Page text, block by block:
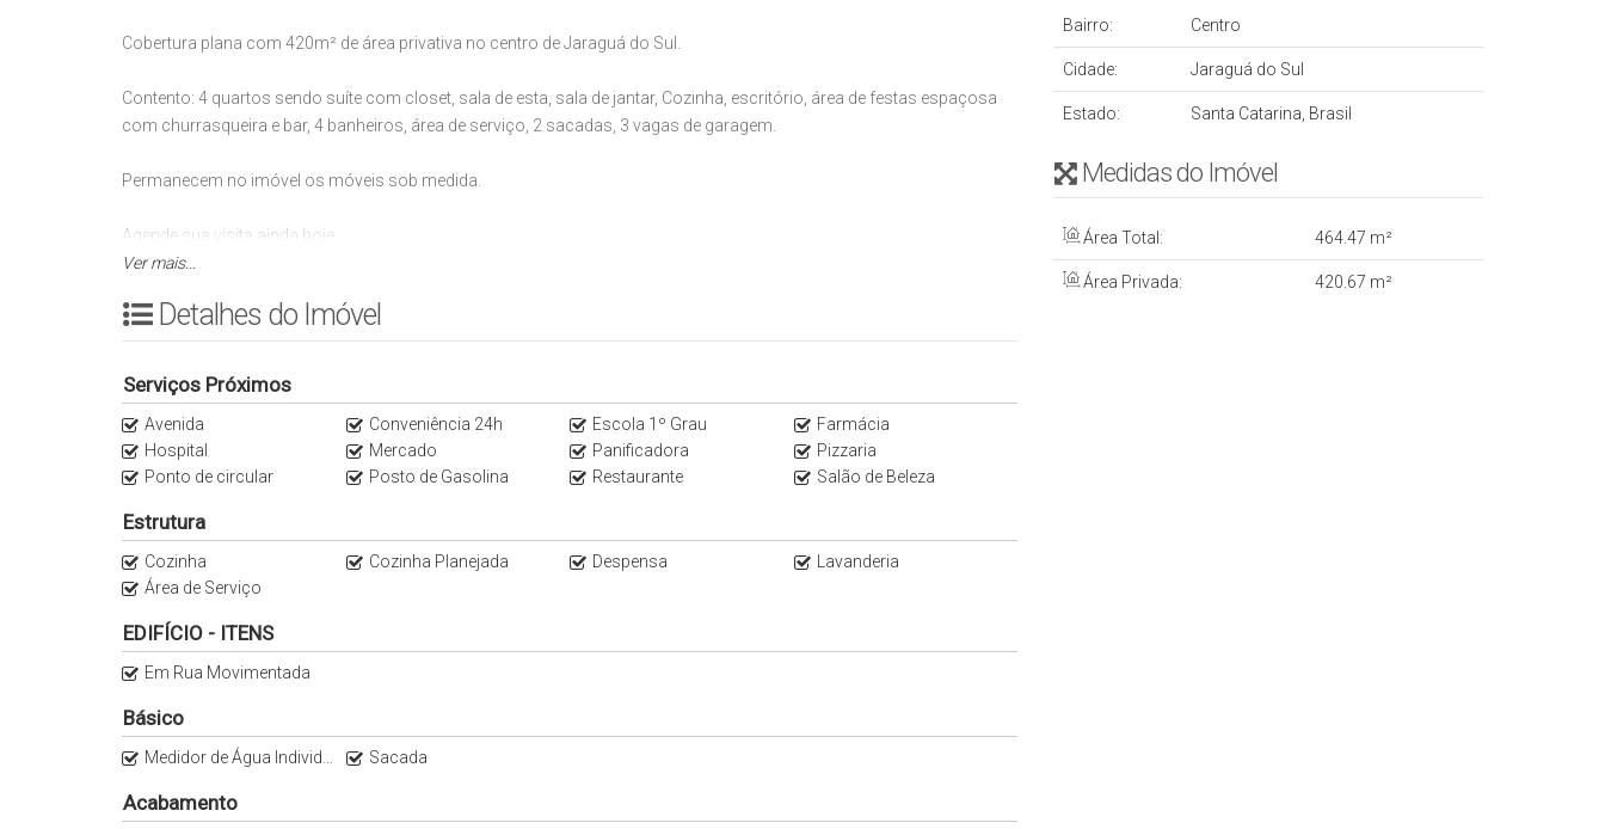
Cobertura plana com 420m² de área privativa no centro de Jaraguá do Sul.
Contento: 4 quartos sendo suíte com closet, sala de esta, sala de jantar, Cozinha, escritório, área de festas espaçosa
com churrasqueira e bar, 4 banheiros, área de serviço, 2 sacadas, 3 vagas de garagem.
Permanecem no imóvel os móveis sob medida.
Agende sua visita ainda hoje.
Ver mais...
Detalhes do Imóvel
Serviços Próximos
Avenida Conveniência 24h Escola 1º Grau
Farmácia
Hospital
Mercado Panificadora
Pizzaria
Ponto de circular
Posto de Gasolina Restaurante Salão de Beleza
Estrutura
Cozinha Cozinha Planejada Despensa
Lavanderia
Área de Serviço
EDIFÍCIO - ITENS
Em Rua Movimentada
Básico
Medidor de Água Individual Sacada
Acabamento
Bairro: Centro
Cidade: Jaraguá do Sul
Estado: Santa Catarina, Brasil
Medidas do Imóvel
Área Total: 464.47 m²
Área Privada: 420 .67 m²